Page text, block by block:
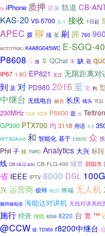
快 iPhone 质押 摄像 轨道 CB-
KAS-20 VS-5700 北斗 接收 1日起
APEC 拨 聊 须 某 刷 拥 760 960
MOTOTRBO K4A8G045WC E-SGQ-
P8608 习 微 享 QChat 不 缺 着
IP67 1.8G EP821 见过 无限距离对
到 及 对 PD980 2016 至 宅 构
中继台 无线电台 融合 长庆 镜头 可以
230MHz 12月 8228 P6600 迎 值
GP300 PTX700 均 3118 用语 4.0
RFT-BDA400 和 智能化 基于 E8600i 众 携
Phil 子 核 FMRC Analytics 大兴 标段
线 CB-HLQ-400 CB-FLQ-400 城管 邵阳市
省 IEEE IPTV 8000 DSL
兴 运营商 极蜂 哈尔 终端 无人机
频同轴电缆 海能达对讲机 无线对讲系统
施行 经营 传统 8268 8220 台 宽 ™
@CCW 级 TD950 r8200中继台